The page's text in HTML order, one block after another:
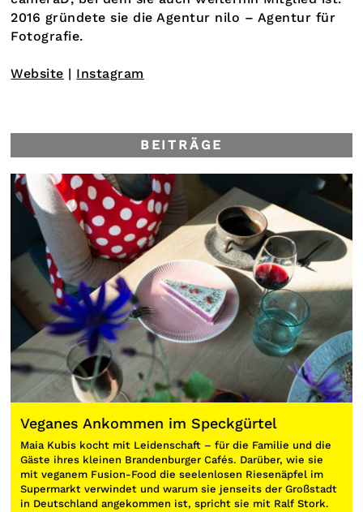
2016 gründete sie die Agentur nilo – Agentur für
Fotografie.
Website | Instagram
BEITRÄGE
Veganes Ankommen im Speckgürtel
Maia Kubis kocht mit Leidenschaft – für die Familie und die
Gäste ihres kleinen Brandenburger Cafés. Darüber, wie sie
mit veganem Fusion-Food die seelenlosen Riesenäpfel im
Supermarkt verwindet und warum sie jenseits der Großstadt
in Deutschland angekommen ist, spricht sie mit Ralf Stork.